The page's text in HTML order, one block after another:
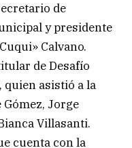
de
y presidente
Calvano.
de Desafío
quien asistió a la
Jorge
Villasanti.
cuenta con la